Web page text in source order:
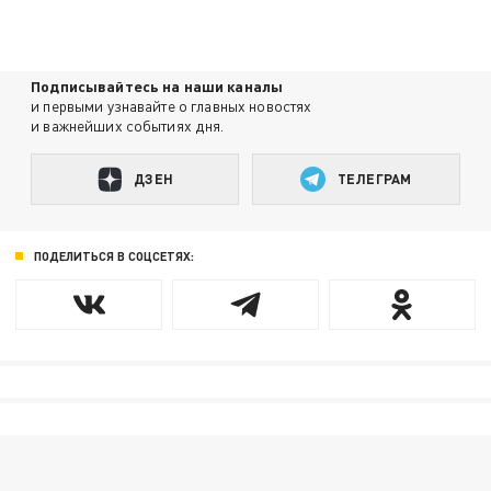
Подписывайтесь на наши каналы
и первыми узнавайте о главных новостях
и важнейших событиях дня.
ДЗЕН ТЕЛЕГРАМ
ПОДЕЛИТЬСЯ В СОЦСЕТЯХ: